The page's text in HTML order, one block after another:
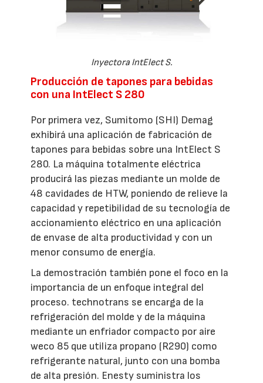
Inyectora IntElect S.
Producción de tapones para bebidas
con una IntElect S 280
Por primera vez, Sumitomo (SHI) Demag
exhibirá una aplicación de fabricación de
tapones para bebidas sobre una IntElect S
280. La máquina totalmente eléctrica
producirá las piezas mediante un molde de
48 cavidades de HTW, poniendo de relieve la
capacidad y repetibilidad de su tecnología de
accionamiento eléctrico en una aplicación
de envase de alta productividad y con un
menor consumo de energía.
La demostración también pone el foco en la
importancia de un enfoque integral del
proceso. technotrans se encarga de la
refrigeración del molde y de la máquina
mediante un enfriador compacto por aire
weco 85 que utiliza propano (R290) como
refrigerante natural, junto con una bomba
de alta presión. Enesty suministra los